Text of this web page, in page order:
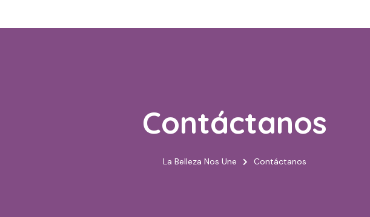
Contáctanos
La Belleza Nos Une Contáctanos